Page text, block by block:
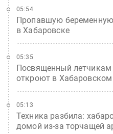
Пропавшую
в Хабаровске
05:54
Посвященный
откроют в
05:35
Техника разбила:
домой из-за торчащей
05:13